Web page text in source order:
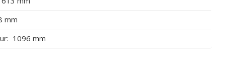
mm
1096 mm